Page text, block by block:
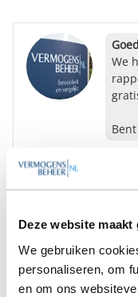
Deze website
We gebruiken
personaliseren, om
en om ons
We
Op zoek naar de
Bent u op zoek naar